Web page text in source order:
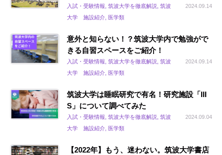
入試・受験情報, 筑波大学を徹底解説, 筑波
大学 施設紹介, 医学類
2024.09.14
意外と知らない！？筑波大学内で勉強がで
きる自習スペースをご紹介！
入試・受験情報, 筑波大学を徹底解説, 筑波
大学 施設紹介, 医学類
2024.09.14
筑波大学は睡眠研究で有名！研究施設「III
S」について調べてみた
入試・受験情報, 筑波大学を徹底解説, 筑波
大学 施設紹介, 医学類
2024.09.04
【2022年】もう、迷わない。筑波大学書店